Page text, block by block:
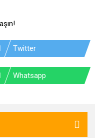
Twitter
Whatsapp